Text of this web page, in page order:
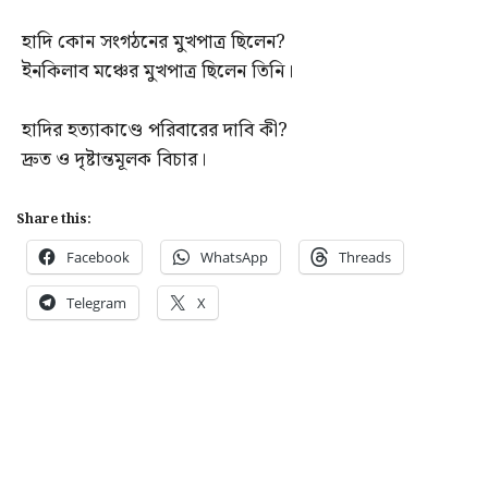
হাদি কোন সংগঠনের মুখপাত্র ছিলেন?
ইনকিলাব মঞ্চের মুখপাত্র ছিলেন তিনি।
হাদির হত্যাকাণ্ডে পরিবারের দাবি কী?
দ্রুত ও দৃষ্টান্তমূলক বিচার।
Share this:
Facebook WhatsApp Threads
Telegram X